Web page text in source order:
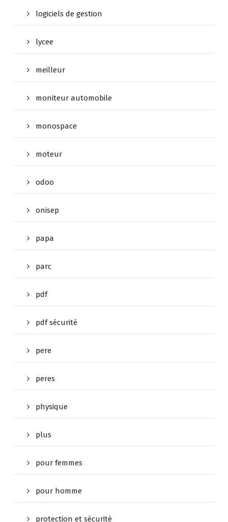
logiciels de gestion
lycee
meilleur
moniteur automobile
monospace
moteur
odoo
onisep
papa
parc
pdf
pdf sécurité
pere
peres
physique
plus
pour femmes
pour homme
protection et sécurité